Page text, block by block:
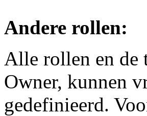
Andere rollen:
Alle rollen en de
Owner, kunnen
gedefinieerd.